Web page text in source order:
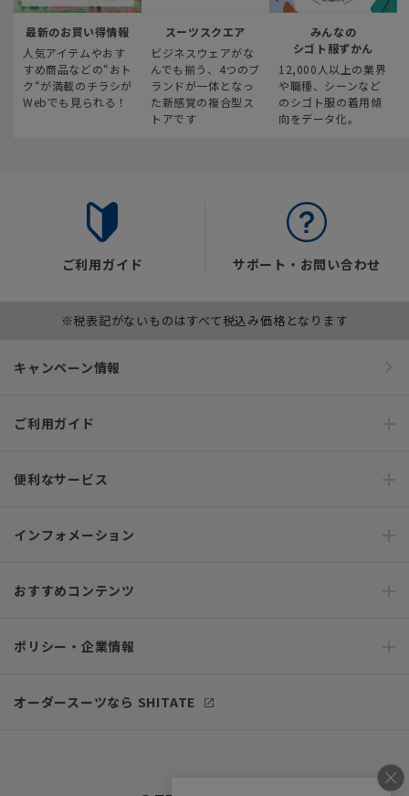
最新のお買い得情報
人気アイテムやおす
すめ商品などの“おト
ク“が満載のチラシが
Webでも見られる！
スーツスクエア
ビジネスウェアがな
んでも揃う、4つのブ
ランドが一体となっ
た新感覚の複合型ス
トアです
みんなの
シゴト服ずかん
12,000人以上の業界
や職種、シーンなど
のシゴト服の着用傾
向をデータ化。
ご利用ガイド サポート・お問い合わせ
※税表記がないものはすべて税込み価格となります
キャンペーン情報
ご利用ガイド
便利なサービス
インフォメーション
おすすめコンテンツ
ポリシー・企業情報
オーダースーツなら SHITATE